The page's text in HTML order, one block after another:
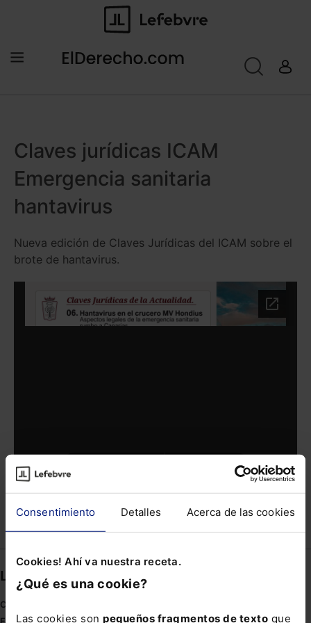
Consentimiento Detalles Acerca de las cookies
Cookies! Ahí va nuestra receta.
¿Qué es una cookie?
Las cookies son pequeños fragmentos de texto que
Claves jurídicas ICAM
Emergencia sanitaria
hantavirus
Nueva edición de Claves Jurídicas del ICAM sobre el
brote de hantavirus.
Compartir
Links directos
Coronavirus